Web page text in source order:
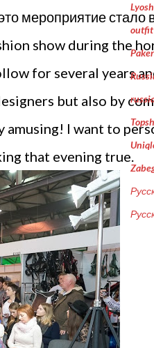
мероприятие
show during the
for several years
but also by
amusing! I want to
that evening true.
outfit